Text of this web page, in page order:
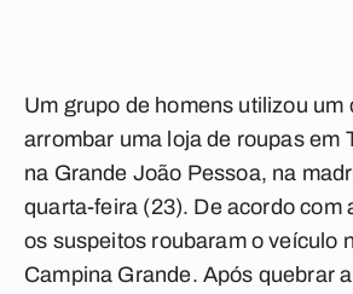
Um grupo de homens utilizou um
arrombar uma loja de roupas em
na Grande João Pessoa, na
quarta-feira (23). De acordo com
os suspeitos roubaram o veículo
Campina Grande. Após quebrar